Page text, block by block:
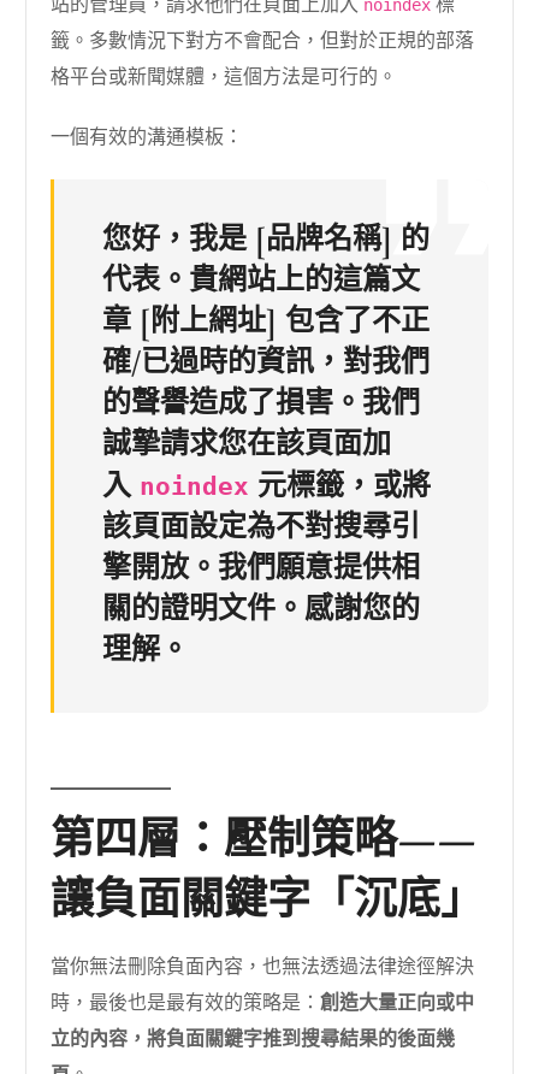
noindex
籤。多數情況下對方不會配合，但對於正規的部落
格平台或新聞媒體，這個方法是可行的。
一個有效的溝通模板：
您好，我是 [品牌名稱] 的
代表。貴網站上的這篇文
章 [附上網址] 包含了不正
確/已過時的資訊，對我們
的聲譽造成了損害。我們
誠摯請求您在該頁面加
入 noindex 元標籤，或將
該頁面設定為不對搜尋引
擎開放。我們願意提供相
關的證明文件。感謝您的
理解。
第四層：壓制策略——
讓負面關鍵字「沉底」
當你無法刪除負面內容，也無法透過法律途徑解決
時，最後也是最有效的策略是：創造大量正向或中
立的內容，將負面關鍵字推到搜尋結果的後面幾